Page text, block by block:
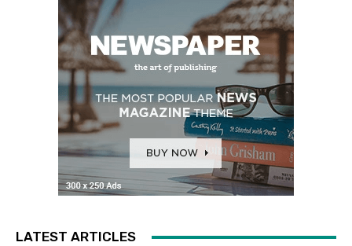
LATEST ARTICLES